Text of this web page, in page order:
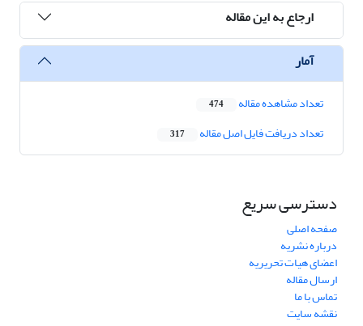
ارجاع به این مقاله
آمار
تعداد مشاهده مقاله 474
تعداد دریافت فایل اصل مقاله 317
دسترسی سریع
صفحه اصلی
درباره نشریه
اعضای هیات تحریریه
ارسال مقاله
تماس با ما
نقشه سایت